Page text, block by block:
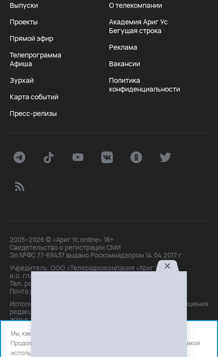
Выпуски
Проекты
Прямой эфир
Телепрограмма
Афиша
Зурхай
Карта событий
Пресс-релизы
О телекомпании
Академия Ариг Ус
Бегущая строка
Реклама
Вакансии
Политика
конфиденциальности
2005–2026 © «Ариг Ус online» 18+
Свидетельство о регистрации СМИ
Эл №ФС 77-69437 выдано Роскомнадзором 14.04.2017 г.
Учредитель: ООО «Телерадиокомпания «Ариг Ус»,
и.о. главного редактора: Маханова О.Б.
Тел. peдakции: +7(3012)21-30-14,
Почта peдakции: editor@arigus.tv
Использование материалов только с письменного разрешения
редакции. При цитировании прямая активная ссылка на
arigus.tv обязательна.
Мы, как и все используем файлы cookie и сервисы аналитики.
Продолжая использовать сайт, вы соглашаетесь с нашей
политикой
использования